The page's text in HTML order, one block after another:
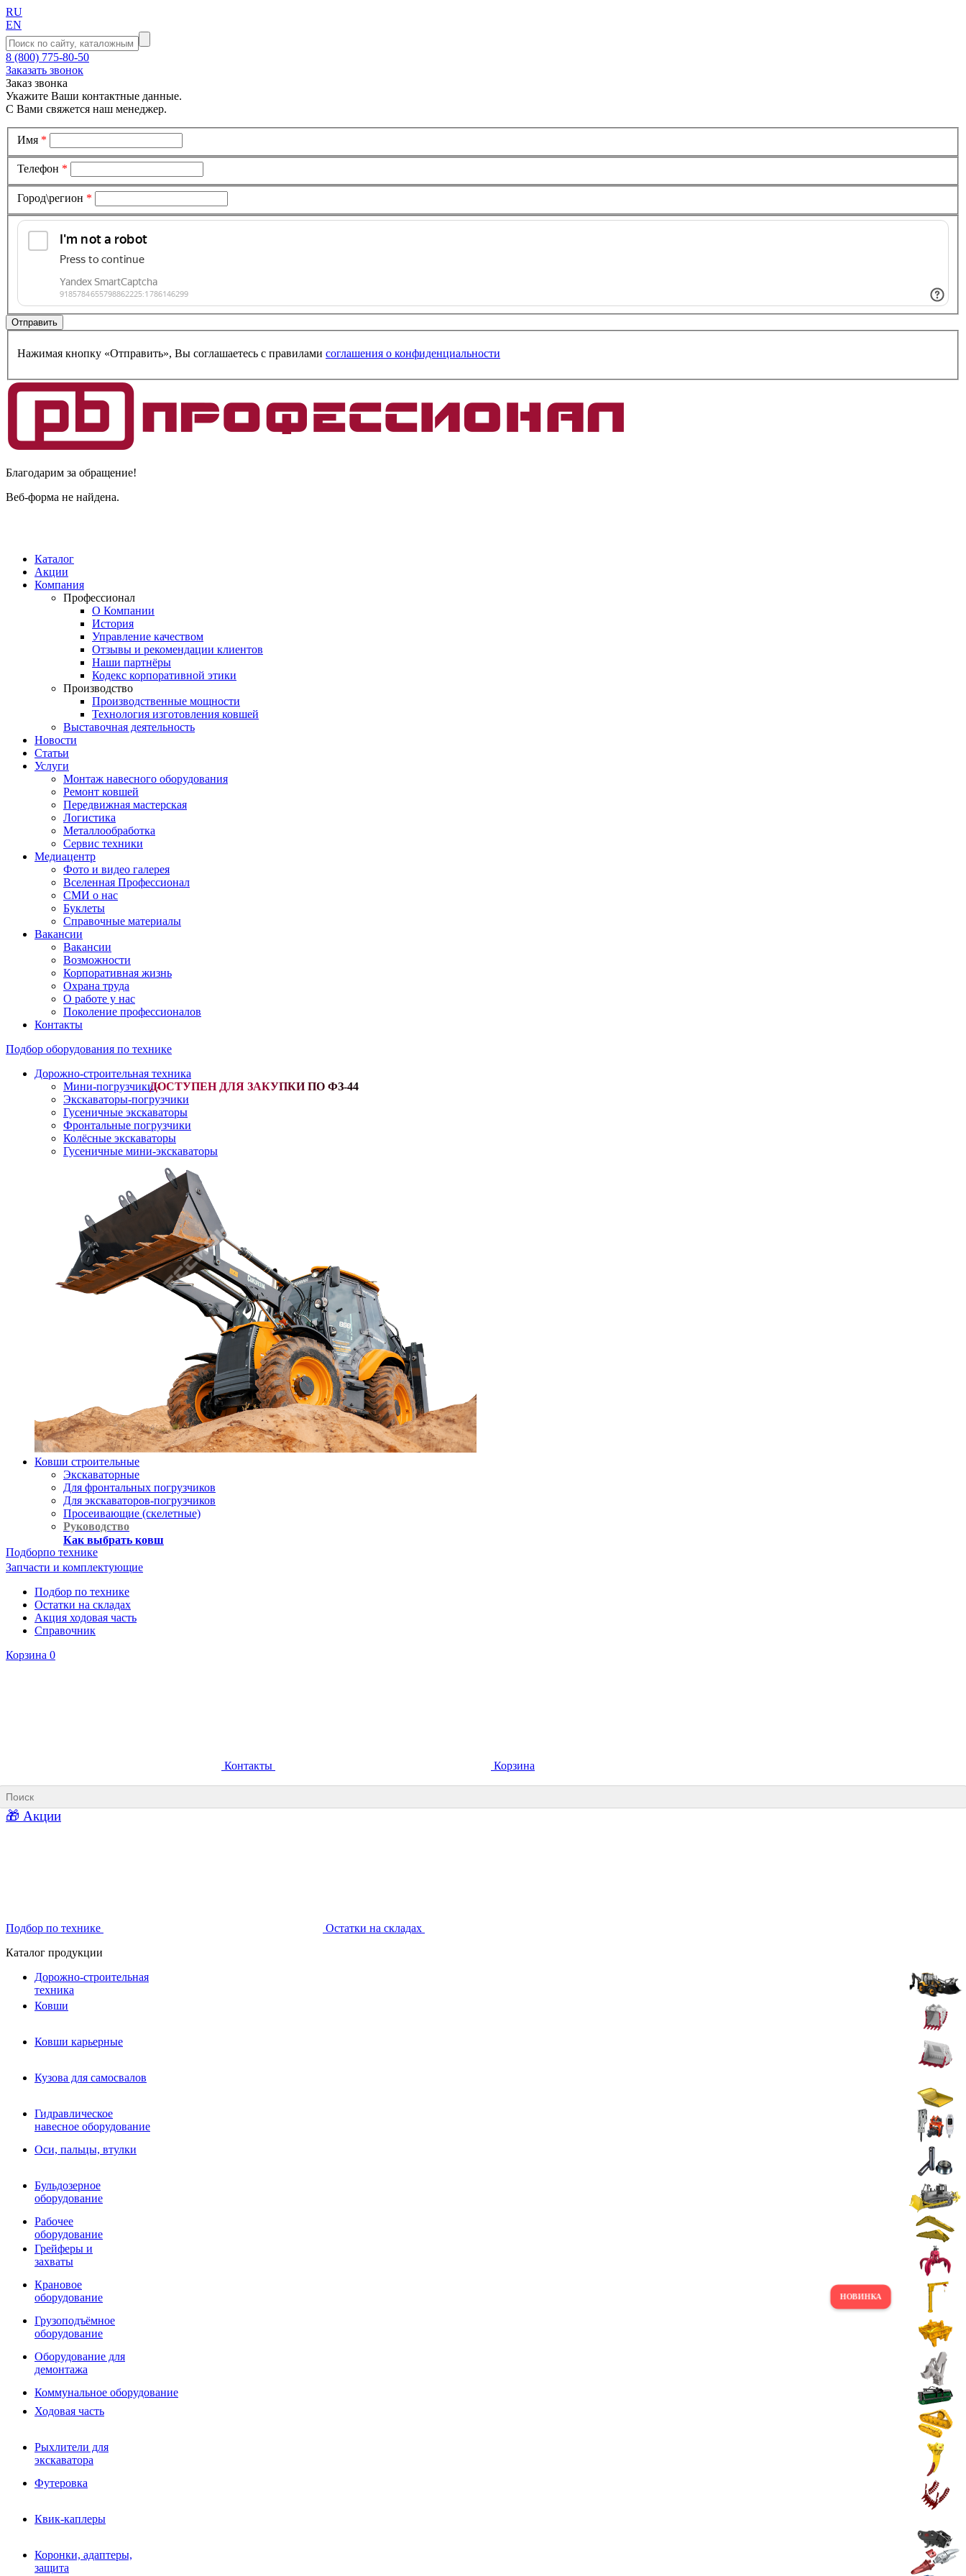
RU
EN
8 (800) 775-80-50
Заказать звонок
Заказ звонка
Укажите Ваши контактные данные.
С Вами свяжется наш менеджер.
Имя *
Телефон *
Город\регион *
Нажимая кнопку «Отправить», Вы соглашаетесь c правилами соглашения о конфиденциальности
Благодарим за обращение!
Веб-форма не найдена.
Каталог
Акции
Компания
Профессионал
О Компании
История
Управление качеством
Отзывы и рекомендации клиентов
Наши партнёры
Кодекс корпоративной этики
Производство
Производственные мощности
Технология изготовления ковшей
Выставочная деятельность
Новости
Статьи
Услуги
Монтаж навесного оборудования
Ремонт ковшей
Передвижная мастерская
Логистика
Металлообработка
Сервис техники
Медиацентр
Фото и видео галерея
Вселенная Профессионал
СМИ о нас
Буклеты
Справочные материалы
Вакансии
Вакансии
Возможности
Корпоративная жизнь
Охрана труда
О работе у нас
Поколение профессионалов
Контакты
Подбор оборудования по технике
Дорожно-строительная техника
Мини-погрузчики-
Экскаваторы-погрузчики
Гусеничные экскаваторы
Фронтальные погрузчики
Колёсные экскаваторы
Гусеничные мини-экскаваторы
Ковши строительные
Экскаваторные
Для фронтальных погрузчиков
Для экскаваторов-погрузчиков
Просеивающие (скелетные)
Руководство
Как выбрать ковш
Ковши для фронтальных погрузчиков
Гидравлическое навесное
оборудование
Гидробуры и шнеки
Вибротрамбовки
Навесные дорожные фрезы
Виброрипперы
Ковши дробильные щековые
Ковши дробильные роторные
Сортировочные ковши барабанные
Сортировочные ковши вальцовые
Фрезы роторные
Фрезы дисковые
Траншеекопатели
Просеивающие ковши для фронтальных погрузчиков
Распределители асфальта
Переходные плиты
Гидроразводка
РВД
Сваерезки
Как выбрать гидромолот
Подборпо технике
Запчасти и комплектующие
Подбор по технике
Остатки на складах
Акция ходовая часть
Справочник
Корзина 0
Контакты Корзина
🎁 Акции
Подбор по технике
Остатки на складах
Каталог продукции
Дорожно-строительная
техника
Ковши
Ковши карьерные
Кузова для самосвалов
Гидравлическое
навесное оборудование
Оси, пальцы, втулки
Бульдозерное
оборудование
Рабочее
оборудование
Грейферы и
захваты
Крановое
оборудование
Грузоподъёмное
оборудование
Оборудование для
демонтажа
Коммунальное оборудование
Ходовая часть
Рыхлители для
экскаватора
Футеровка
Квик-каплеры
Коронки, адаптеры,
защита